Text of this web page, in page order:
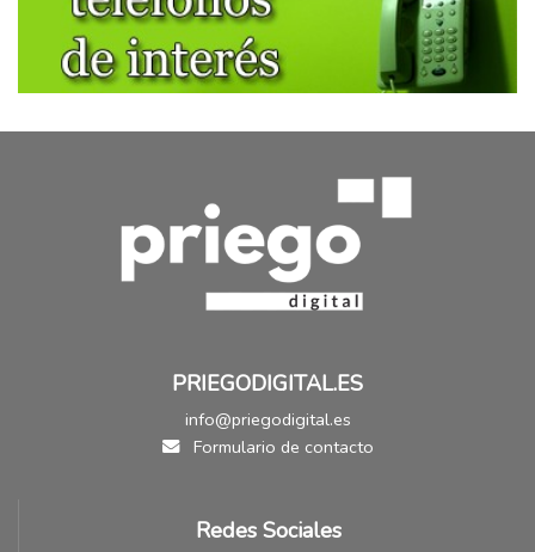
PRIEGODIGITAL.ES
info@priegodigital.es
Formulario de contacto
Redes Sociales